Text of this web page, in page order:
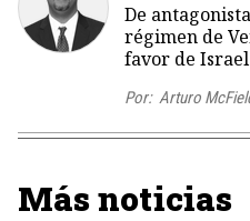
De
régimen de
favor de Israel
Por: Arturo
Más noticias